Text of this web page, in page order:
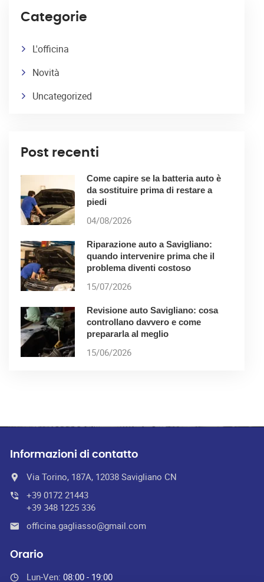
Categorie
L'officina
Novità
Uncategorized
Post recenti
Come capire se la batteria auto è
da sostituire prima di restare a
piedi
04/08/2026
Riparazione auto a Savigliano:
quando intervenire prima che il
problema diventi costoso
15/07/2026
Revisione auto Savigliano: cosa
controllano davvero e come
prepararla al meglio
15/06/2026
Informazioni di contatto
Via Torino, 187A, 12038 Savigliano CN
+39 0172 21443
+39 348 1225 336
officina.gagliasso@gmail.com
Orario
Lun-Ven: 08:00 - 19:00